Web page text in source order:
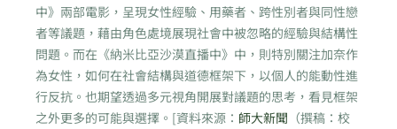
中》兩部電影，呈現女性經驗、用藥者、跨性別者與同性戀
者等議題，藉由角色處境展現社會中被忽略的經驗與結構性
問題。而在《納米比亞沙漠直播中》中，則特別關注加奈作
為女性，如何在社會結構與道德框架下，以個人的能動性進
行反抗。也期望透過多元視角開展對議題的思考，看見框架
之外更多的可能與選擇。[資料來源： 師大新聞 （撰稿：校